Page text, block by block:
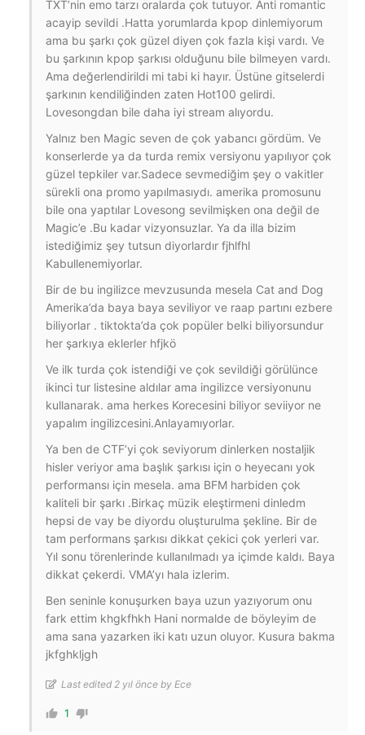
TXT’nin emo tarzı oralarda çok tutuyor. Anti romantic
acayip sevildi .Hatta yorumlarda kpop dinlemiyorum
ama bu şarkı çok güzel diyen çok fazla kişi vardı. Ve
bu şarkının kpop şarkısı olduğunu bile bilmeyen vardı.
Ama değerlendirildi mi tabi ki hayır. Üstüne gitselerdi
şarkının kendiliğinden zaten Hot100 gelirdi.
Lovesongdan bile daha iyi stream alıyordu.
Yalnız ben Magic seven de çok yabancı gördüm. Ve
konserlerde ya da turda remix versiyonu yapılıyor çok
güzel tepkiler var.Sadece sevmediğim şey o vakitler
sürekli ona promo yapılmasıydı. amerika promosunu
bile ona yaptılar Lovesong sevilmişken ona değil de
Magic’e .Bu kadar vizyonsuzlar. Ya da illa bizim
istediğimiz şey tutsun diyorlardır fjhlfhl
Kabullenemiyorlar.
Bir de bu ingilizce mevzusunda mesela Cat and Dog
Amerika’da baya baya seviliyor ve raap partını ezbere
biliyorlar . tiktokta’da çok popüler belki biliyorsundur
her şarkıya eklerler hfjkö
Ve ilk turda çok istendiği ve çok sevildiği görülünce
ikinci tur listesine aldılar ama ingilizce versiyonunu
kullanarak. ama herkes Korecesini biliyor seviiyor ne
yapalım ingilizcesini.Anlayamıyorlar.
Ya ben de CTF’yi çok seviyorum dinlerken nostaljik
hisler veriyor ama başlık şarkısı için o heyecanı yok
performansı için mesela. ama BFM harbiden çok
kaliteli bir şarkı .Birkaç müzik eleştirmeni dinledm
hepsi de vay be diyordu oluşturulma şekline. Bir de
tam performans şarkısı dikkat çekici çok yerleri var.
Yıl sonu törenlerinde kullanılmadı ya içimde kaldı. Baya
dikkat çekerdi. VMA’yı hala izlerim.
Ben seninle konuşurken baya uzun yazıyorum onu
fark ettim khgkfhkh Hani normalde de böyleyim de
ama sana yazarken iki katı uzun oluyor. Kusura bakma
jkfghkljgh
Last edited 2 yıl önce by Ece
1